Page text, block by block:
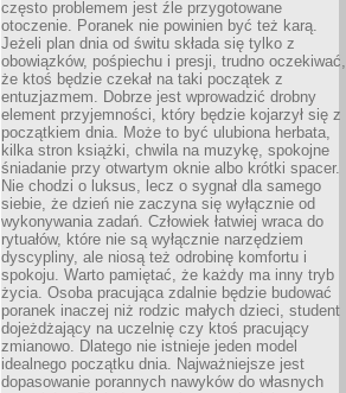
często problemem jest źle przygotowane
otoczenie. Poranek nie powinien być też karą.
Jeżeli plan dnia od świtu składa się tylko z
obowiązków, pośpiechu i presji, trudno oczekiwać,
że ktoś będzie czekał na taki początek z
entuzjazmem. Dobrze jest wprowadzić drobny
element przyjemności, który będzie kojarzył się z
początkiem dnia. Może to być ulubiona herbata,
kilka stron książki, chwila na muzykę, spokojne
śniadanie przy otwartym oknie albo krótki spacer.
Nie chodzi o luksus, lecz o sygnał dla samego
siebie, że dzień nie zaczyna się wyłącznie od
wykonywania zadań. Człowiek łatwiej wraca do
rytuałów, które nie są wyłącznie narzędziem
dyscypliny, ale niosą też odrobinę komfortu i
spokoju. Warto pamiętać, że każdy ma inny tryb
życia. Osoba pracująca zdalnie będzie budować
poranek inaczej niż rodzic małych dzieci, student
dojeżdżający na uczelnię czy ktoś pracujący
zmianowo. Dlatego nie istnieje jeden model
idealnego początku dnia. Najważniejsze jest
dopasowanie porannych nawyków do własnych